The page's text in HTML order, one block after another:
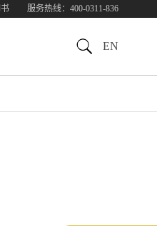
服务热线：400-0311-836
EN